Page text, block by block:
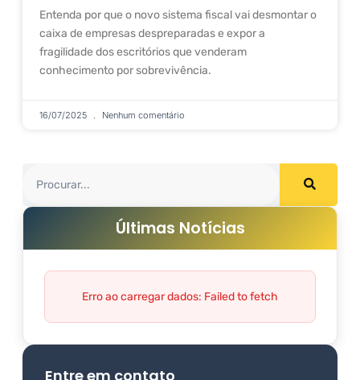
Entenda por que o novo sistema fiscal vai desmontar o
caixa de empresas despreparadas e expor a
fragilidade dos escritórios que venderam
conhecimento por sobrevivência.
16/07/2025 Nenhum comentário
Últimas Notícias
Erro ao carregar dados: Failed to fetch
Entre em contato